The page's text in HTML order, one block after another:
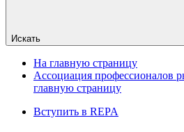
Искать
На главную страницу
Ассоциация профессионалов
главную страницу
Вступить в REPA